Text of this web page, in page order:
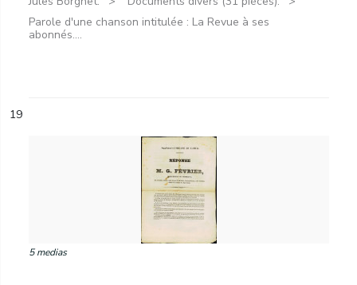
Parole d'une chanson intitulée : La Revue à ses
abonnés....
19
5 medias